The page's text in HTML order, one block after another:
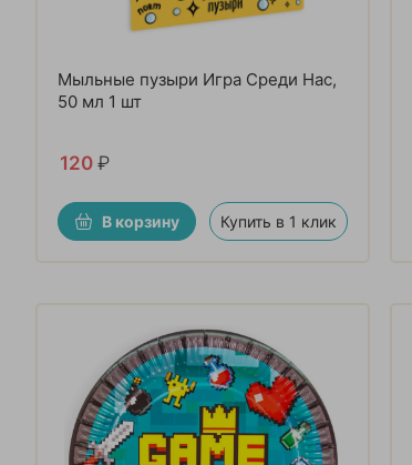
Мыльные пузыри Игра Среди Нас,
50 мл 1 шт
120 ₽
В корзину Купить в 1 клик